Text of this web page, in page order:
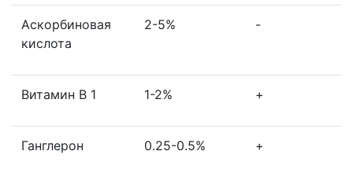
Аскорбиновая
кислота
2-5% -
Витамин В 1 1-2% +
Ганглерон 0.25-0.5% +